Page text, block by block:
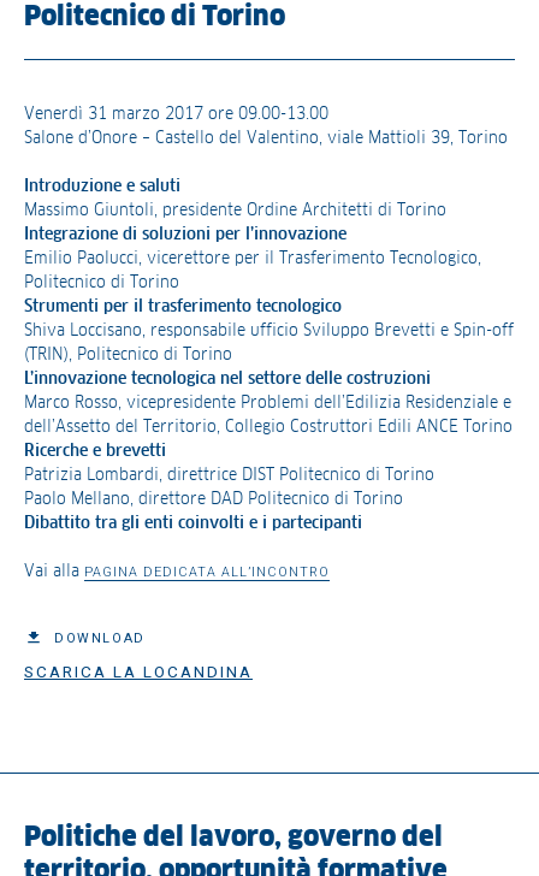
Politecnico di Torino
Venerdì 31 marzo 2017 ore 09.00-13.00
Salone d’Onore – Castello del Valentino, viale Mattioli 39, Torino
Introduzione e saluti
Massimo Giuntoli, presidente Ordine Architetti di Torino
Integrazione di soluzioni per l’innovazione
Emilio Paolucci, vicerettore per il Trasferimento Tecnologico,
Politecnico di Torino
Strumenti per il trasferimento tecnologico
Shiva Loccisano, responsabile ufficio Sviluppo Brevetti e Spin-off
(TRIN), Politecnico di Torino
L’innovazione tecnologica nel settore delle costruzioni
Marco Rosso, vicepresidente Problemi dell’Edilizia Residenziale e
dell’Assetto del Territorio, Collegio Costruttori Edili ANCE Torino
Ricerche e brevetti
Patrizia Lombardi, direttrice DIST Politecnico di Torino
Paolo Mellano, direttore DAD Politecnico di Torino
Dibattito tra gli enti coinvolti e i partecipanti
Vai alla PAGINA DEDICATA ALL’INCONTRO
DOWNLOAD
SCARICA LA LOCANDINA
Politiche del lavoro, governo del